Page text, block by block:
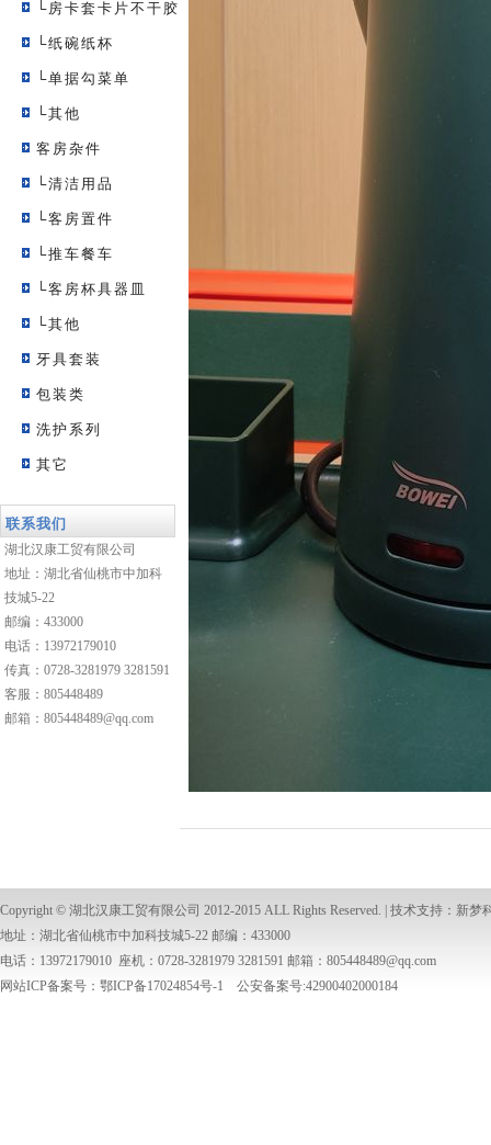
└房卡套卡片不干胶
└纸碗纸杯
└单据勾菜单
└其他
客房杂件
└清洁用品
└客房置件
└推车餐车
└客房杯具器皿
└其他
牙具套装
包装类
洗护系列
其它
联系我们
湖北汉康工贸有限公司
地址：湖北省仙桃市中加科
技城5-22
邮编：433000
电话：13972179010
传真：0728-3281979 3281591
客服： 805448489
邮箱： 805448489@qq.com
Copyright © 湖北汉康工贸有限公司 2012-2015 ALL Rights Reserved. | 技术支持： 新梦
地址：湖北省仙桃市中加科技城5-22 邮编：433000
电话：13972179010 座机：0728-3281979 3281591 邮箱： 805448489@qq.com
网站ICP备案号：鄂ICP备17024854号-1 公安备案号:42900402000184